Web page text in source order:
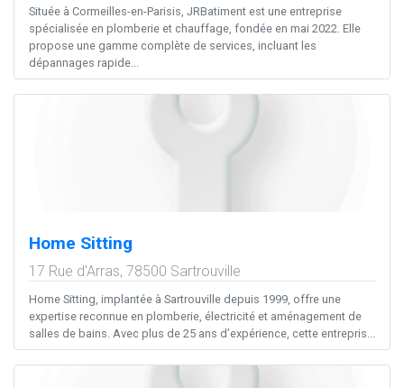
Située à Cormeilles-en-Parisis, JRBatiment est une entreprise
spécialisée en plomberie et chauffage, fondée en mai 2022. Elle
propose une gamme complète de services, incluant les
dépannages rapide...
Home Sitting
17 Rue d'Arras, 78500 Sartrouville
Home Sitting, implantée à Sartrouville depuis 1999, offre une
expertise reconnue en plomberie, électricité et aménagement de
salles de bains. Avec plus de 25 ans d’expérience, cette entrepris...